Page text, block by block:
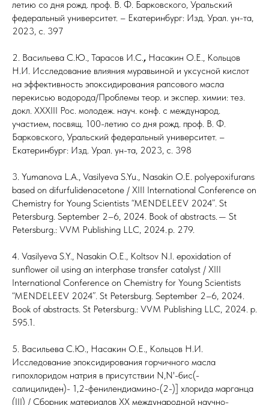
летию со дня рожд. проф. В. Ф. Барковского, Уральский
федеральный университет. – Екатеринбург: Изд. Урал. ун-та,
2023, с. 397
2. Васильева С.Ю., Тарасов И.С., Насакин О.Е., Кольцов
Н.И. Исследование влияния муравьиной и уксусной кислот
на эффективность эпоксидирования рапсового масла
перекисью водорода/Проблемы теор. и экспер. химии: тез.
докл. XXXIII Рос. молодеж. науч. конф. с международ.
участием, посвящ. 100-летию со дня рожд. проф. В. Ф.
Барковского, Уральский федеральный университет. –
Екатеринбург: Изд. Урал. ун-та, 2023, с. 398
3. Yumanova L.A., Vasilyeva S.Yu., Nasakin O.E. polyepoxifurans
based on difurfulidenacetone / XIII International Conference on
Chemistry for Young Scientists “MENDELEEV 2024”. St
Petersburg. September 2–6, 2024. Book of abstracts. — St
Petersburg.: VVM Publishing LLC, 2024. p. 279.
4. Vasilyeva S.Y., Nasakin O.E., Koltsov N.I. epoxidation of
sunflower oil using an interphase transfer catalyst / XIII
International Conference on Chemistry for Young Scientists
“MENDELEEV 2024”. St Petersburg. September 2–6, 2024.
Book of abstracts. St Petersburg.: VVM Publishing LLC, 2024. p.
595.1.
5. Васильева С.Ю., Насакин О.Е., Кольцов Н.И.
Исследование эпоксидирования горчичного масла
гипохлоридом натрия в присутствии N,N'-бис(-
салицилиден)- 1,2-фенилендиамино-(2-)] хлорида марганца
(III) / Сборник материалов XX международной научно-